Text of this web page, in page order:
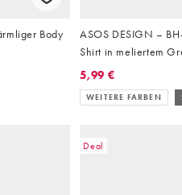
Body
ASOS DESIGN –
Shirt in meliertem
knappem Schnitt
5,99 €
WEITERE FARBEN
Deal